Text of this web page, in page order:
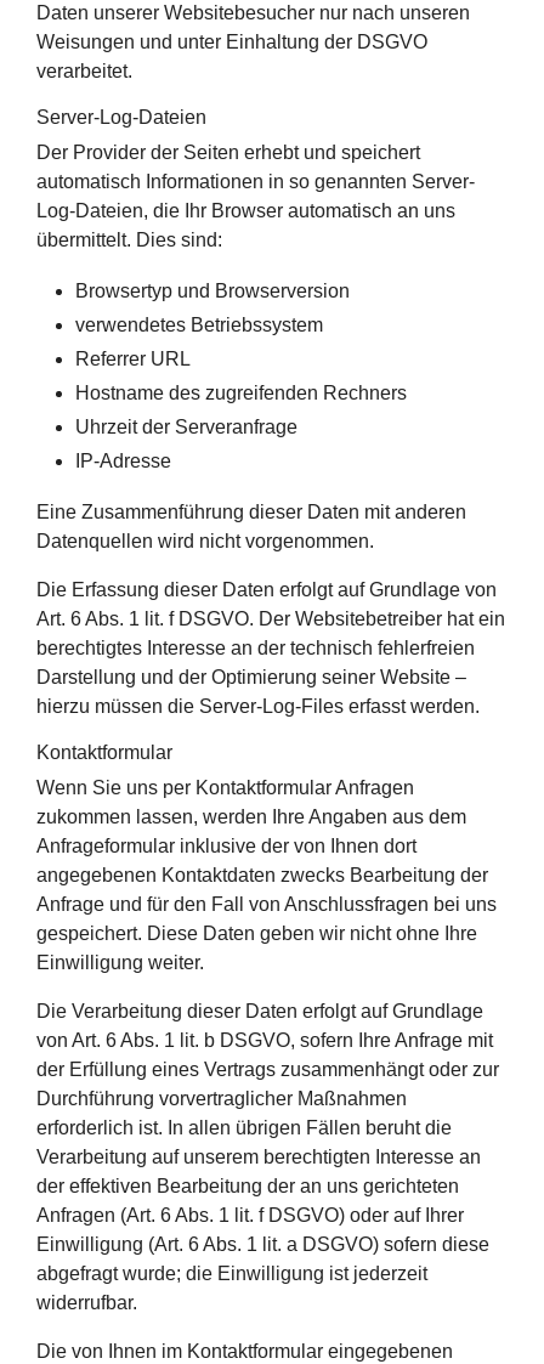
Daten unserer Websitebesucher nur nach unseren
Weisungen und unter Einhaltung der DSGVO
verarbeitet.
Server-Log-Dateien
Der Provider der Seiten erhebt und speichert
automatisch Informationen in so genannten Server-
Log-Dateien, die Ihr Browser automatisch an uns
übermittelt. Dies sind:
Browsertyp und Browserversion
verwendetes Betriebssystem
Referrer URL
Hostname des zugreifenden Rechners
Uhrzeit der Serveranfrage
IP-Adresse
Eine Zusammenführung dieser Daten mit anderen
Datenquellen wird nicht vorgenommen.
Die Erfassung dieser Daten erfolgt auf Grundlage von
Art. 6 Abs. 1 lit. f DSGVO. Der Websitebetreiber hat ein
berechtigtes Interesse an der technisch fehlerfreien
Darstellung und der Optimierung seiner Website –
hierzu müssen die Server-Log-Files erfasst werden.
Kontaktformular
Wenn Sie uns per Kontaktformular Anfragen
zukommen lassen, werden Ihre Angaben aus dem
Anfrageformular inklusive der von Ihnen dort
angegebenen Kontaktdaten zwecks Bearbeitung der
Anfrage und für den Fall von Anschlussfragen bei uns
gespeichert. Diese Daten geben wir nicht ohne Ihre
Einwilligung weiter.
Die Verarbeitung dieser Daten erfolgt auf Grundlage
von Art. 6 Abs. 1 lit. b DSGVO, sofern Ihre Anfrage mit
der Erfüllung eines Vertrags zusammenhängt oder zur
Durchführung vorvertraglicher Maßnahmen
erforderlich ist. In allen übrigen Fällen beruht die
Verarbeitung auf unserem berechtigten Interesse an
der effektiven Bearbeitung der an uns gerichteten
Anfragen (Art. 6 Abs. 1 lit. f DSGVO) oder auf Ihrer
Einwilligung (Art. 6 Abs. 1 lit. a DSGVO) sofern diese
abgefragt wurde; die Einwilligung ist jederzeit
widerrufbar.
Die von Ihnen im Kontaktformular eingegebenen